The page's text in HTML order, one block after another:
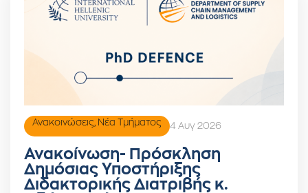
Ανακοινώσεις Νέα Τμήματος 4 Αυγ 2026
Ανακοίνωση- Πρόσκληση
Δημόσιας Υποστήριξης
Διδακτορικής Διατριβής κ.